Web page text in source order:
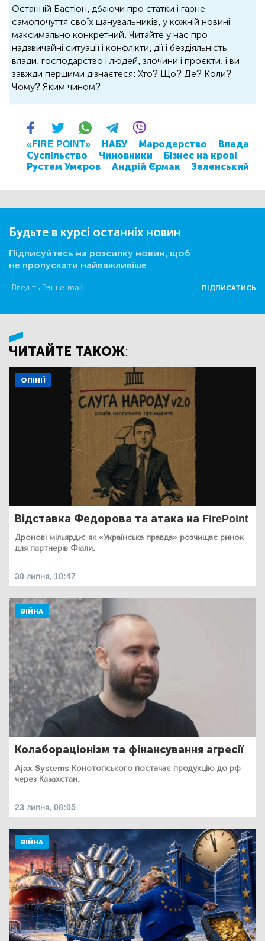
Останній Бастіон, дбаючи про статки і гарне
самопочуття своїх шанувальників, у кожній новині
максимально конкретний. Читайте у нас про
надзвичайні ситуації і конфлікти, дії і бездіяльність
влади, господарство і людей, злочини і проєкти, і ви
завжди першими дізнаєтеся: Хто? Що? Де? Коли?
Чому? Яким чином?
«FIRE POINT» НАБУ Мародерство
Влада
Суспільство
Чиновники
Бізнес на крові
Рустем Умєров
Андрій Єрмак Зеленський
Будьте в курсі останніх новин
Підписуйтесь на розсилку новин, щоб
не пропускати найважливіше
ПІДПИСАТИСЬ
ЧИТАЙТЕ ТАКОЖ:
ОПІНІЇ
Відставка Федорова та атака на FirePoint
Дронові мільярди: як «Українська правда» розчищає ринок
для партнерів Фіали.
30 липня, 10:47
ВІЙНА
Колабораціонізм та фінансування агресії
Ajax Systems Конотопського постачає продукцію до рф
через Казахстан.
23 липня, 08:05
ВІЙНА